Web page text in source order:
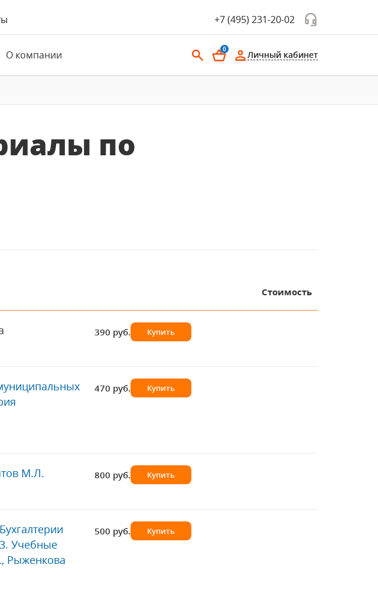
+7 (495) 231-20-02
О компании 0 Личный кабинет
по
Стоимость
390 руб. Купить
470 руб. Купить
М.Л. 800 руб. Купить
Учебные
Рыженкова
500 руб. Купить